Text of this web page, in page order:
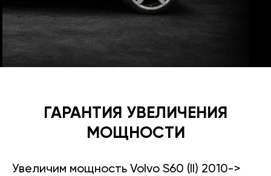
ГАРАНТИЯ УВЕЛИЧЕНИЯ
МОЩНОСТИ
Увеличим мощность Volvo S60 (II) 2010->